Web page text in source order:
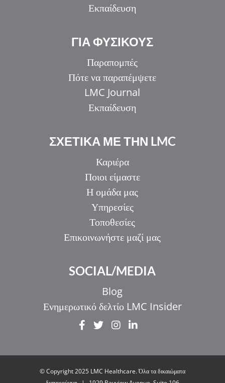
Εκπαίδευση
ΓΙΑ ΦΥΣΙΚΟΥΣ
Παραπομπές
Πότε να παραπέμψετε
LMC Journal
Εκπαίδευση
ΣΧΕΤΙΚΑ ΜΕ ΤΗΝ LMC
Καριέρα
Ποιοι είμαστε
Η ομάδα μας
Υπηρεσίες
Τοποθεσίες
Επικοινωνήστε μαζί μας
SOCIAL/MEDIA
Blog
Ενημερωτικό δελτίο LMC Insider
© Copyright 2025 LMC Healthcare. Όλα τα δικαιώματα
UR